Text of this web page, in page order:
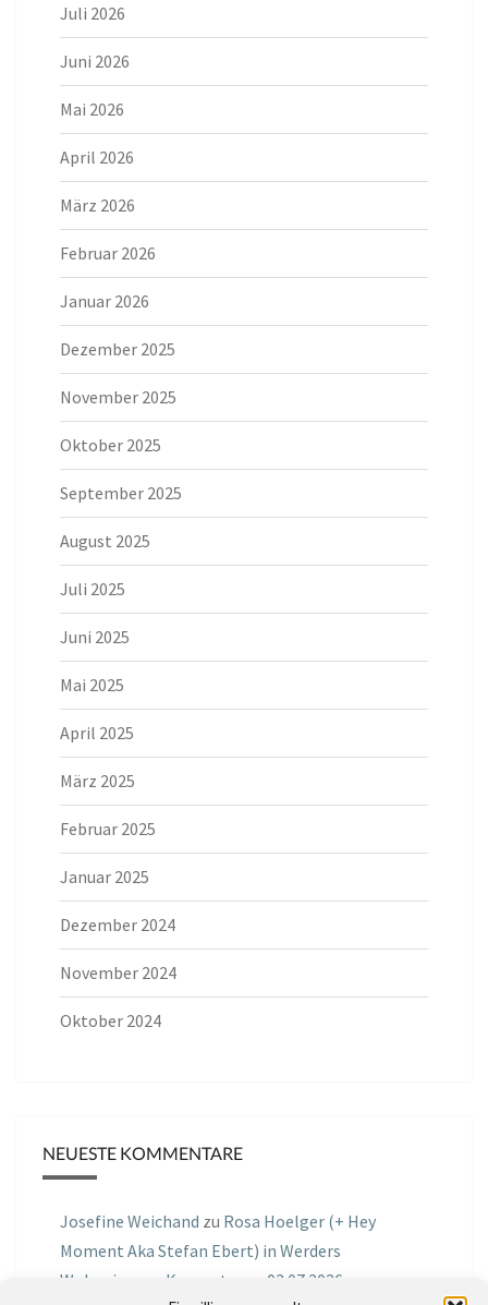
Juli 2026
Juni 2026
Mai 2026
April 2026
März 2026
Februar 2026
Januar 2026
Dezember 2025
November 2025
Oktober 2025
September 2025
August 2025
Juli 2025
Juni 2025
Mai 2025
April 2025
März 2025
Februar 2025
Januar 2025
Dezember 2024
November 2024
Oktober 2024
NEUESTE KOMMENTARE
Josefine Weichand zu Rosa Hoelger (+ Hey
Moment Aka Stefan Ebert) in Werders
Wohnzimmer Konzerte am 03.07.2026